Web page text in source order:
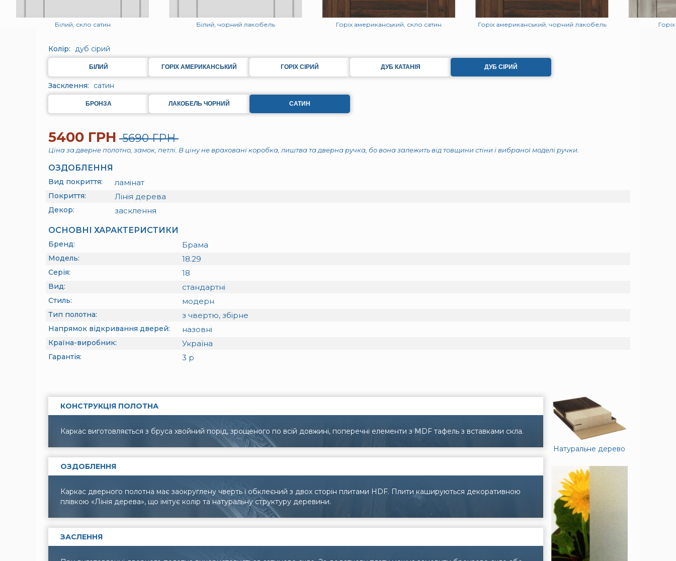
Білий, скло сатин Білий, чорний лакобель Горіх американський, скло сатин Горіх американський, чорний лакобель
Колір: дуб сірий
БІЛИЙ ГОРІХ АМЕРИКАНСЬКИЙ ГОРІХ СІРИЙ ДУБ КАТАНІЯ ДУБ СІРИЙ
Засклення: сатин
БРОНЗА ЛАКОБЕЛЬ ЧОРНИЙ САТИН
5400 ГРН 5690 ГРН
Ціна за дверне полотно, замок, петлі. В ціну не враховані коробка, лиштва та дверна ручка, бо вона залежить від товщини стіни і вибраної моделі ручки.
ОЗДОБЛЕННЯ
Вид покриття: ламінат
Покриття: Лінія дерева
Декор: засклення
ОСНОВНІ ХАРАКТЕРИСТИКИ
Бренд: Брама
Модель: 18.29
Серія: 18
Вид: стандартні
Стиль: модерн
Тип полотна: з чвертю, збірне
Напрямок відкривання дверей: назовні
Країна-виробник: Україна
Гарантія: 3 р
КОНСТРУКЦІЯ ПОЛОТНА
Каркас виготовляється з бруса хвойний порід, зрощеного по всій довжині, поперечні елементи з MDF тафель з вставками скла.
ОЗДОБЛЕННЯ
Каркас дверного полотна має заокруглену чверть і обклеєний з двох сторін плитами HDF. Плити кашируються декоративною
плівкою «Лінія дерева», що імітує колір та натуральну структуру деревини.
ЗАСЛЕННЯ
Натуральне дерево